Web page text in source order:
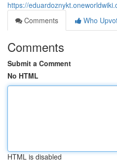
https://
Comments
Who
Comments
Submit a Comment
No HTML
HTML is disabled